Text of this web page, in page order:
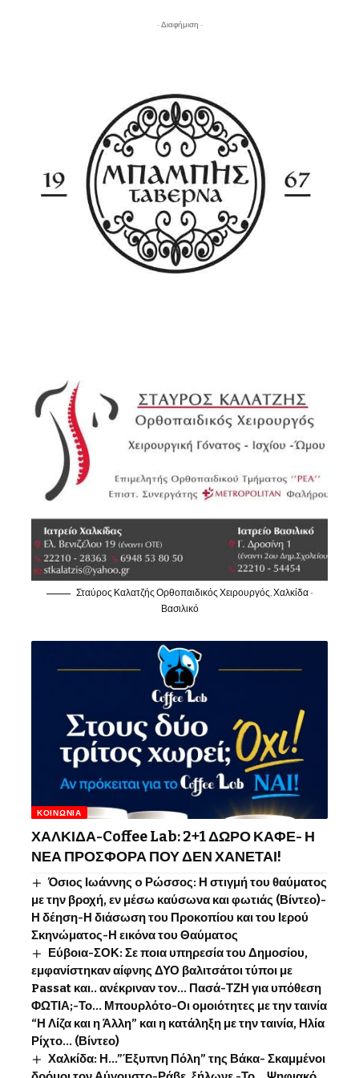
- Διαφήμιση -
Σταύρος Καλατζής Ορθοπαιδικός Χειρουργός, Χαλκίδα -
Βασιλικό
ΚΟΙΝΩΝΊΑ
ΧΑΛΚΙΔΑ-Coffee Lab: 2+1 ΔΩΡΟ ΚΑΦΕ- Η
ΝΕΑ ΠΡΟΣΦΟΡΑ ΠΟΥ ΔΕΝ ΧΑΝΕΤΑΙ!
Όσιος Ιωάννης o Ρώσσος: Η στιγμή του θαύματος
με την βροχή, εν μέσω καύσωνα και φωτιάς (Βίντεο)-
Η δέηση-Η διάσωση του Προκοπίου και του Ιερού
Σκηνώματος-Η εικόνα του Θαύματος
Εύβοια-ΣΟΚ: Σε ποια υπηρεσία του Δημοσίου,
εμφανίστηκαν αίφνης ΔΥΟ βαλιτσάτοι τύποι με
Passat και.. ανέκριναν τον… Πασά-ΤΖΗ για υπόθεση
ΦΩΤΙΑ;-Το… Μπουρλότο-Οι ομοιότητες με την ταινία
“Η Λίζα και η Άλλη” και η κατάληξη με την ταινία, Ηλία
Ρίχτο… (Βίντεο)
Χαλκίδα: Η…”Έξυπνη Πόλη” της Βάκα- Σκαμμένοι